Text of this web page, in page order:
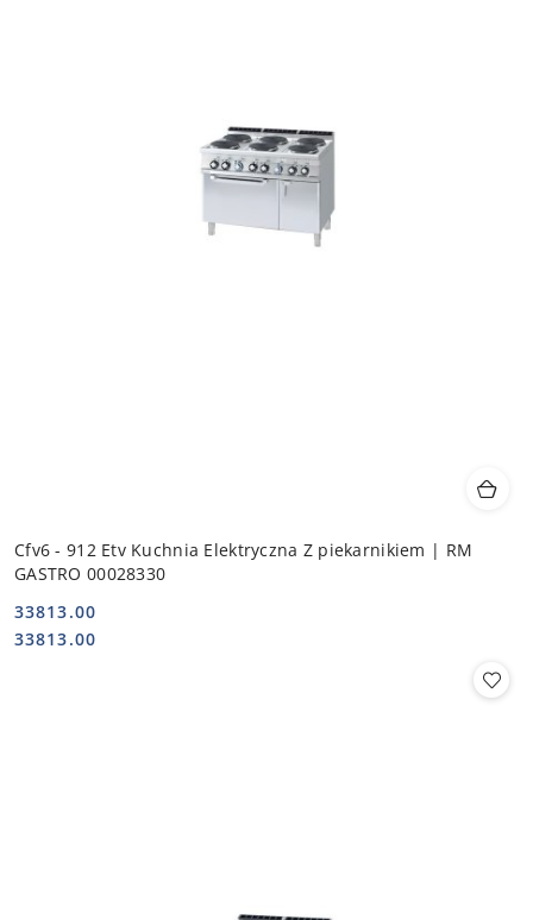
Cfv6 - 912 Etv Kuchnia Elektryczna Z piekarnikiem | RM
GASTRO 00028330
Cena:
33813.00
Cena:
33813.00